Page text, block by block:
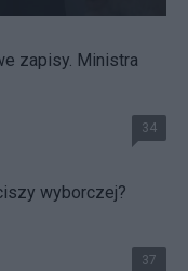
zapisy. Ministra
34
wyborczej?
37